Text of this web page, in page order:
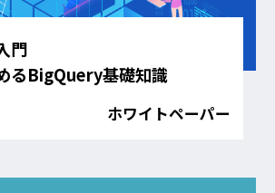
門
るBigQuery基礎知識
ホワイトペーパー